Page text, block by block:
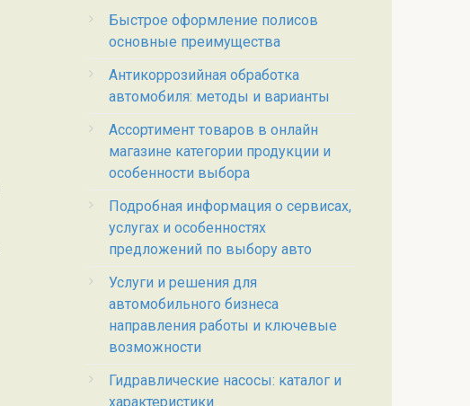
Быстрое оформление полисов
основные преимущества
Антикоррозийная обработка
автомобиля: методы и варианты
Ассортимент товаров в онлайн
магазине категории продукции и
особенности выбора
Подробная информация о сервисах,
услугах и особенностях
предложений по выбору авто
Услуги и решения для
автомобильного бизнеса
направления работы и ключевые
возможности
Гидравлические насосы: каталог и
характеристики